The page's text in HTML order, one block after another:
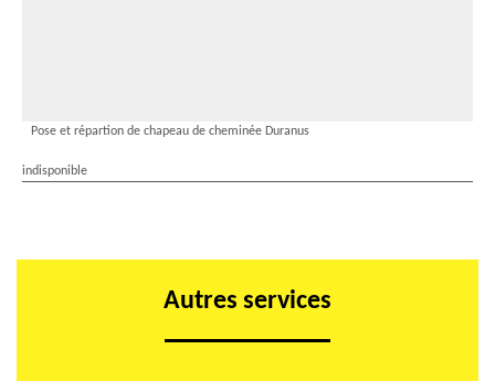
Pose et répartion de chapeau de cheminée Duranus
indisponible
Autres services